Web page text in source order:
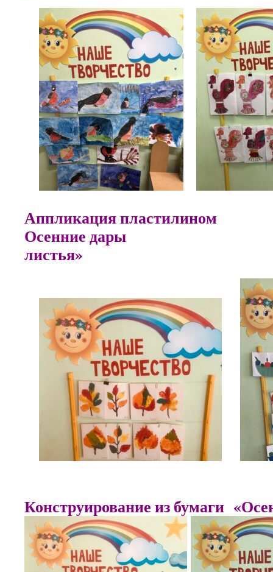
Аппликация
Осенние
листья»
Конструирование из бумаги